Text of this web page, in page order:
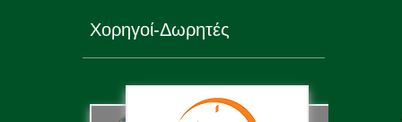
Χορηγοί-Δωρητές